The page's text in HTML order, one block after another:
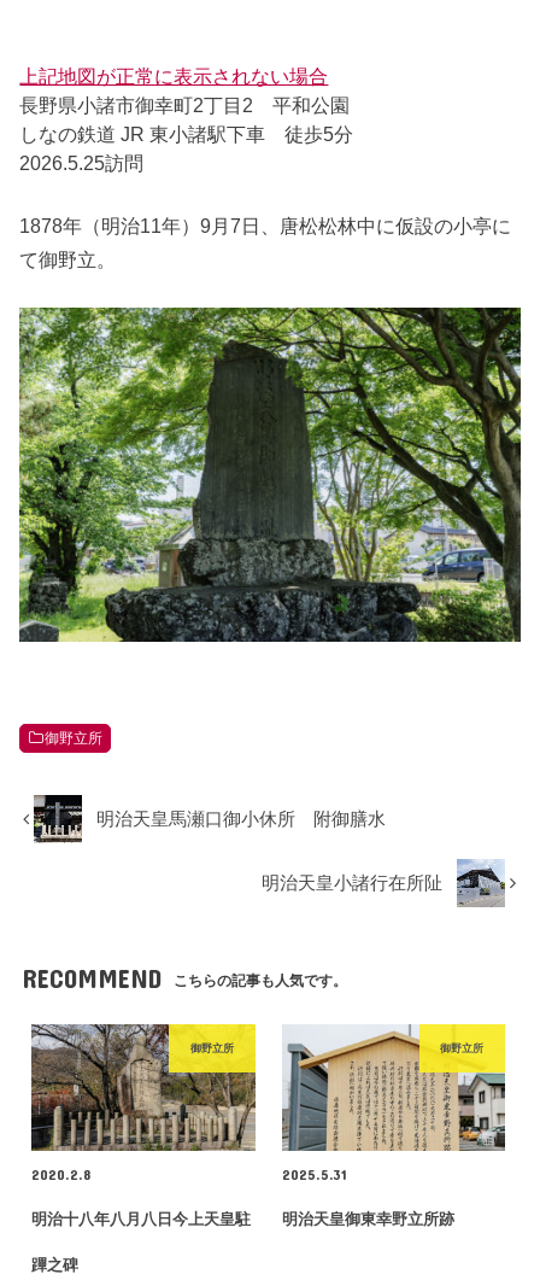
上記地図が正常に表示されない場合
長野県小諸市御幸町2丁目2 平和公園
しなの鉄道 JR 東小諸駅下車 徒歩5分
2026.5.25訪問
1878年（明治11年）9月7日、唐松松林中に仮設の小亭に
て御野立。
御野立所
明治天皇馬瀬口御小休所 附御膳水
明治天皇小諸行在所阯
RECOMMEND こちらの記事も人気です。
御野立所
2020.2.8
明治十八年八月八日今上天皇駐
蹕之碑
御野立所
2025.5.31
明治天皇御東幸野立所跡